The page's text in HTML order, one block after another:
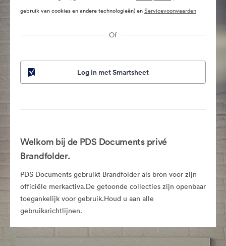
gebruik van cookies en andere technologieën) enServicevoorwaarden
Of
Log in met Smartsheet
Welkom bij de PDS Documents privé
Brandfolder.
PDS Documents gebruikt Brandfolder als bron voor zijn
officiële merkactiva.De getoonde collecties zijn openbaar
toegankelijk voor gebruik.Houd u aan alle
gebruiksrichtlijnen.